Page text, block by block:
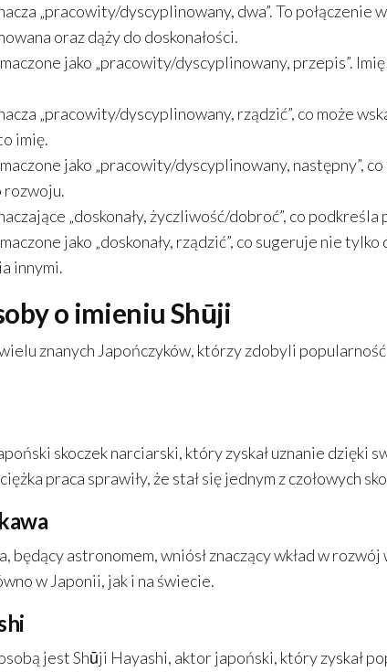
„pracowity/dyscyplinowany, dwa”. To połączenie
oraz dąży do doskonałości.
jako „pracowity/dyscyplinowany, przepis”.
„pracowity/dyscyplinowany, rządzić”, co może
imię.
jako „pracowity/dyscyplinowany, następny”,
rozwoju.
„doskonały, życzliwość/dobroć”, co
jako „doskonały, rządzić”, co sugeruje nie
innymi.
o imieniu Shūji
znanych Japończyków, którzy zdobyli
skoczek narciarski, który zyskał uznanie dzięki
praca sprawiły, że stał się jednym z czołowych
będący astronomem, wniósł znaczący wkład w
w Japonii, jak i na świecie.
jest Shūji Hayashi, aktor japoński, który zyskał